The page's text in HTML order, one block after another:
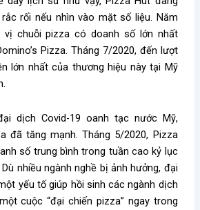
rối nếu nhìn vào mặt số liệu. Năm
vị chuỗi pizza có doanh số lớn nhất
Pizza. Tháng 7/2020, đến lượt
lớn nhất của thương hiệu này tại Mỹ
dịch Covid-19 oanh tạc nước Mỹ,
đã tăng mạnh. Tháng 5/2020, Pizza
số trung bình trong tuần cao kỷ lục
nhiều ngành nghề bị ảnh hưởng, đại
yếu tố giúp hồi sinh các ngành dịch
cuộc “đại chiến pizza” ngay trong